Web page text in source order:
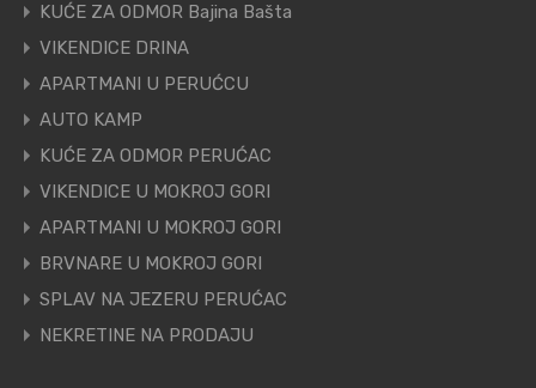
KUĆE ZA ODMOR Bajina Bašta
VIKENDICE DRINA
APARTMANI U PERUĆCU
AUTO KAMP
KUĆE ZA ODMOR PERUĆAC
VIKENDICE U MOKROJ GORI
APARTMANI U MOKROJ GORI
BRVNARE U MOKROJ GORI
SPLAV NA JEZERU PERUĆAC
NEKRETINE NA PRODAJU